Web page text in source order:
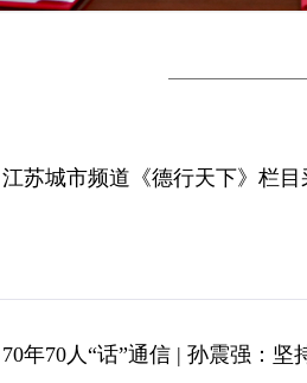
江苏城市频道《德行天下》栏
70年70人“话”通信 | 孙震强：